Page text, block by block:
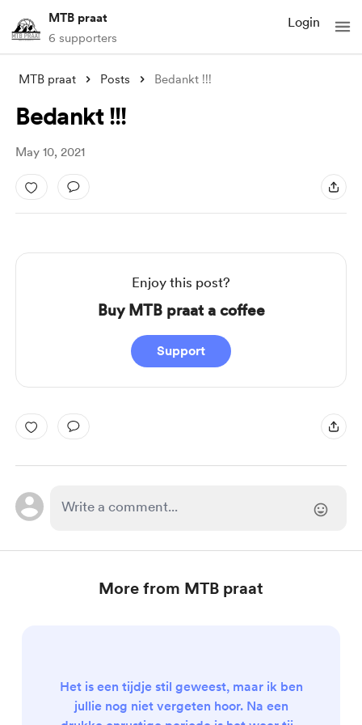
MTB praat
6 supporters
Login
MTB praat Posts Bedankt !!!
Bedankt !!!
May 10, 2021
Enjoy this post?
Buy MTB praat a coffee
Support
More from MTB praat
Het is een tijdje stil geweest, maar ik ben
jullie nog niet vergeten hoor. Na een